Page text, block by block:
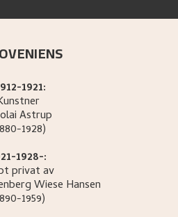
1921:
Astrup
1928)
1928-:
privat av
Wiese Hansen
1959)